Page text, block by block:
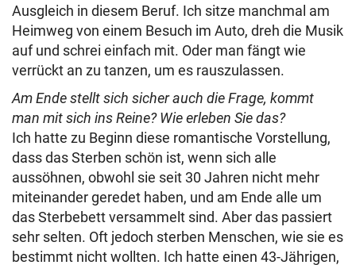
Ausgleich in diesem Beruf. Ich sitze manchmal am
Heimweg von einem Besuch im Auto, dreh die Musik
auf und schrei einfach mit. Oder man fängt wie
verrückt an zu tanzen, um es rauszulassen.
Am Ende stellt sich sicher auch die Frage, kommt
man mit sich ins Reine? Wie erleben Sie das?
Ich hatte zu Beginn diese romantische Vorstellung,
dass das Sterben schön ist, wenn sich alle
aussöhnen, obwohl sie seit 30 Jahren nicht mehr
miteinander geredet haben, und am Ende alle um
das Sterbebett versammelt sind. Aber das passiert
sehr selten. Oft jedoch sterben Menschen, wie sie es
bestimmt nicht wollten. Ich hatte einen 43-Jährigen,